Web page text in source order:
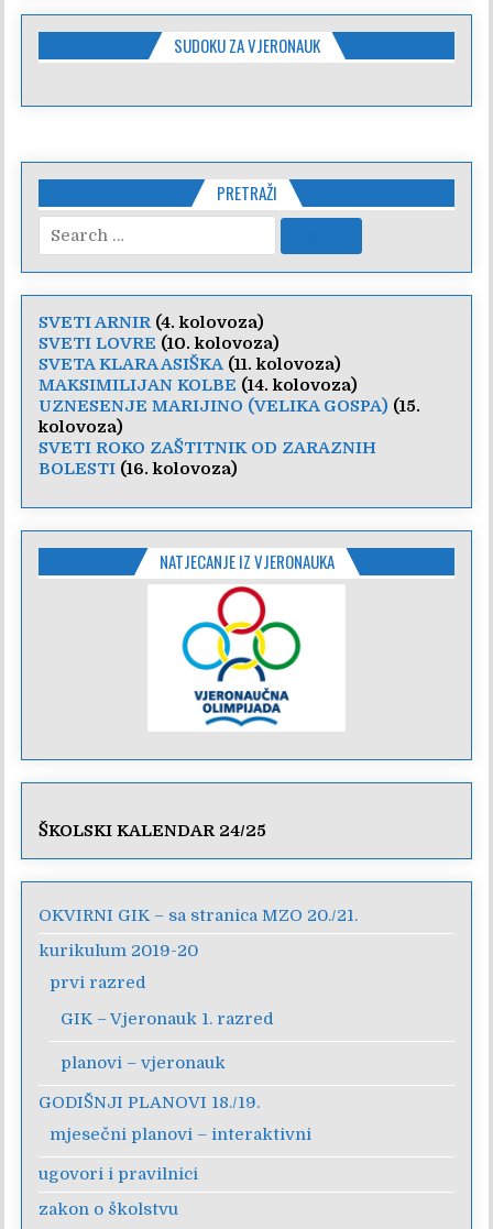
SUDOKU ZA VJERONAUK
PRETRAŽI
Search
for:
SVETI ARNIR(4. kolovoza)
SVETI LOVRE (10. kolovoza)
SVETA KLARA ASIŠKA (11. kolovoza)
MAKSIMILIJAN KOLBE (14. kolovoza)
UZNESENJE MARIJINO (VELIKA GOSPA) (15.
kolovoza)
SVETI ROKO ZAŠTITNIK OD ZARAZNIH
BOLESTI (16. kolovoza)
NATJECANJE IZ VJERONAUKA
ŠKOLSKI KALENDAR 24/25
OKVIRNI GIK – sa stranica MZO 20./21.
kurikulum 2019-20
prvi razred
GIK – Vjeronauk 1. razred
planovi – vjeronauk
GODIŠNJI PLANOVI 18./19.
mjesečni planovi – interaktivni
ugovori i pravilnici
zakon o školstvu